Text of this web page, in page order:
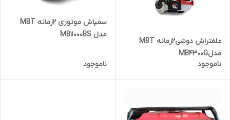
علفتراش دوشی2زمانه MBT
مدلMB4300G
ناموجود
سمپاش موتوری 2زمانه MBT
مدل MB11000BS
ناموجود